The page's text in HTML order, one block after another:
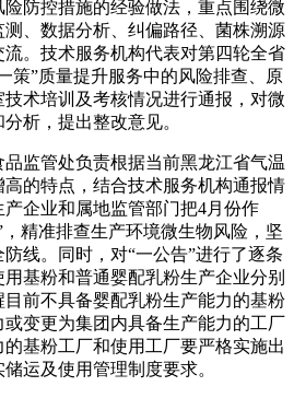
防控措施的经验做法，重点围绕微
、数据分析、纠偏路径、菌株溯源
。技术服务机构代表对第四轮全省
策”质量提升服务中的风险排查、原
术培训及考核情况进行通报，对微
析，提出整改意见。
管处负责根据当前黑龙江省气温
的特点，结合技术服务机构通报情
企业和属地监管部门把4月份作
精准排查生产环境微生物风险，坚
线。同时，对“一公告”进行了逐条
基粉和普通婴配乳粉生产企业分别
前不具备婴配乳粉生产能力的基粉
变更为集团内具备生产能力的工厂
基粉工厂和使用工厂要严格实施出
运及使用管理制度要求。